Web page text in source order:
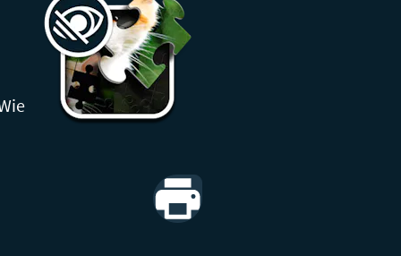
Print